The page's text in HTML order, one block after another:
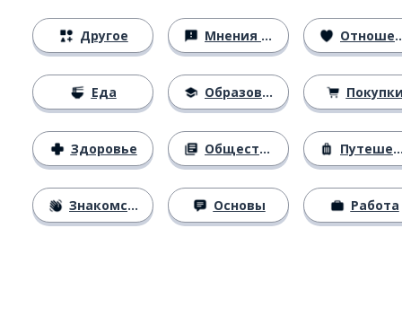
Другое
Еда
Здоровье
Знакомство
Мнения и убеждения
Образование
Общество
Основы
Отношения
Путешествия
Работа